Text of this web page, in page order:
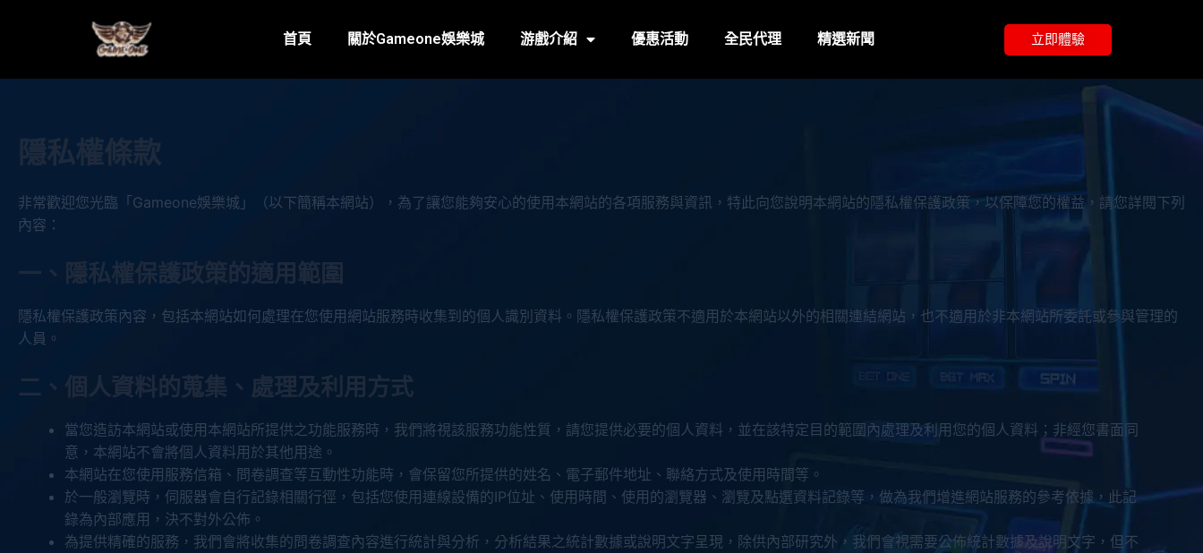
首頁 關於Gameone娛樂城 游戲介紹 優惠活動 全民代理 精選新聞 立即體驗
隱私權條款
非常歡迎您光臨「Gameone娛樂城」（以下簡稱本網站），為了讓您能夠安心的使用本網站的各項服務與資訊，特此向您說明本網站的隱私權保護政策，以保障您的權益，請您詳閱下列
內容：
一、隱私權保護政策的適用範圍
隱私權保護政策內容，包括本網站如何處理在您使用網站服務時收集到的個人識別資料。隱私權保護政策不適用於本網站以外的相關連結網站，也不適用於非本網站所委託或參與管理的
人員。
二、個人資料的蒐集、處理及利用方式
當您造訪本網站或使用本網站所提供之功能服務時，我們將視該服務功能性質，請您提供必要的個人資料，並在該特定目的範圍內處理及利用您的個人資料；非經您書面同
意，本網站不會將個人資料用於其他用途。
本網站在您使用服務信箱、問卷調查等互動性功能時，會保留您所提供的姓名、電子郵件地址、聯絡方式及使用時間等。
於一般瀏覽時，伺服器會自行記錄相關行徑，包括您使用連線設備的IP位址、使用時間、使用的瀏覽器、瀏覽及點選資料記錄等，做為我們增進網站服務的參考依據，此記
錄為內部應用，決不對外公佈。
為提供精確的服務，我們會將收集的問卷調查內容進行統計與分析，分析結果之統計數據或說明文字呈現，除供內部研究外，我們會視需要公佈統計數據及說明文字，但不